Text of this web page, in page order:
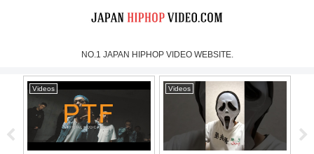
NO.1 JAPAN HIPHOP VIDEO WEBSITE.
Videos Videos